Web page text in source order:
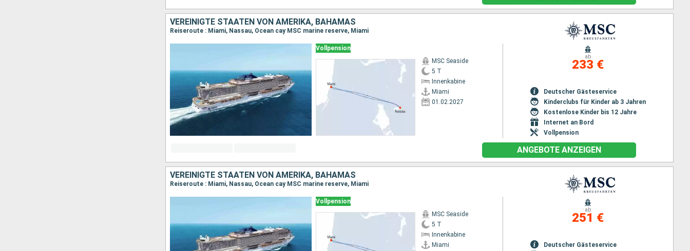
VEREINIGTE STAATEN VON AMERIKA, BAHAMAS
Reiseroute : Miami, Nassau, Ocean cay MSC marine reserve, Miami
Vollpension
MSC Seaside
5 T
Innenkabine
Miami
01.02.2027
ab
233 €
Deutscher Gästeservice
Kinderclubs für Kinder ab 3 Jahren
Kostenlose Kinder bis 12 Jahre
Internet an Bord
Vollpension
ANGEBOTE ANZEIGEN
VEREINIGTE STAATEN VON AMERIKA, BAHAMAS
Reiseroute : Miami, Nassau, Ocean cay MSC marine reserve, Miami
Vollpension
MSC Seaside
5 T
Innenkabine
Miami
ab
251 €
Deutscher Gästeservice